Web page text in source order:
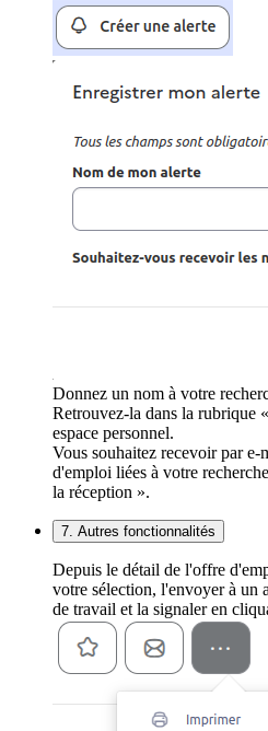
Donnez un nom à votre
Retrouvez-la dans la rubrique
espace personnel.
Vous souhaitez recevoir par
d'emploi liées à votre
la réception ».
7. Autres fonctionnalités
Depuis le détail de l'offre
votre sélection, l'envoyer à un
de travail et la signaler en